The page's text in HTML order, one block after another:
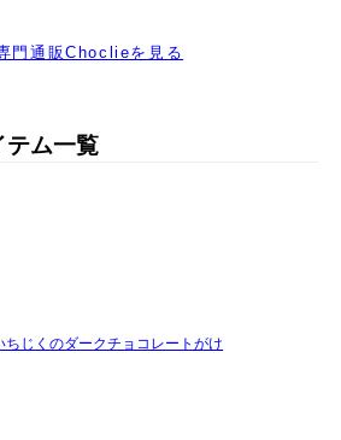
門通販Choclieを見る
テム一覧
じくのダークチョコレートがけ